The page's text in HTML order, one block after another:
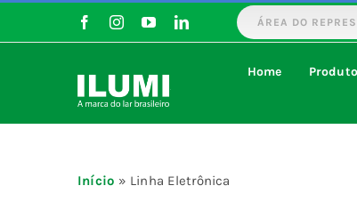
ÁREA DO
Home
Início » Linha Eletrônica